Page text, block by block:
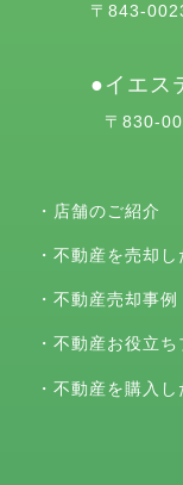
〒843-
イエス
〒830-
・ 店舗のご紹介
・不動産を売却し
・不動産売却事例
・不動産お役立ち
・不動産を購入し